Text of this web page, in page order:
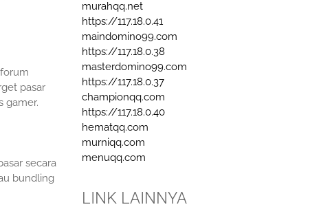
pasar
gamer.
secara
bundling
murahqq.net
https://117.18.0.41
maindomino99.com
https://117.18.0.38
masterdomino99.com
https://117.18.0.37
championqq.com
https://117.18.0.40
hematqq.com
murniqq.com
menuqq.com
LINK LAINNYA